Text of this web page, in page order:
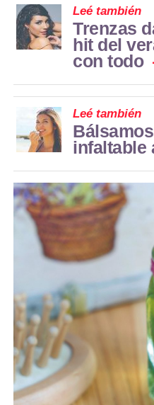
Leé también
Trenzas
hit del
con todo
Leé también
infaltable